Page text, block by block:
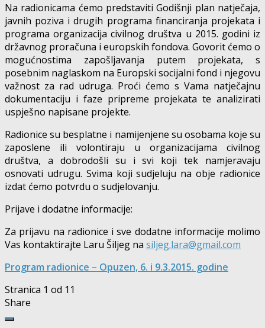
Na radionicama ćemo predstaviti Godišnji plan natječaja,
javnih poziva i drugih programa financiranja projekata i
programa organizacija civilnog društva u 2015. godini iz
državnog proračuna i europskih fondova. Govorit ćemo o
mogućnostima zapošljavanja putem projekata, s
posebnim naglaskom na Europski socijalni fond i njegovu
važnost za rad udruga. Proći ćemo s Vama natječajnu
dokumentaciju i faze pripreme projekata te analizirati
uspješno napisane projekte.
Radionice su besplatne i namijenjene su osobama koje su
zaposlene ili volontiraju u organizacijama civilnog
društva, a dobrodošli su i svi koji tek namjeravaju
osnovati udrugu. Svima koji sudjeluju na obje radionice
izdat ćemo potvrdu o sudjelovanju.
Prijave i dodatne informacije:
Za prijavu na radionice i sve dodatne informacije molimo
Vas kontaktirajte Laru Šiljeg na siljeg.lara@gmail.com
Program radionice – Opuzen, 6. i 9.3.2015. godine
Stranica 1 od 1 1
Share